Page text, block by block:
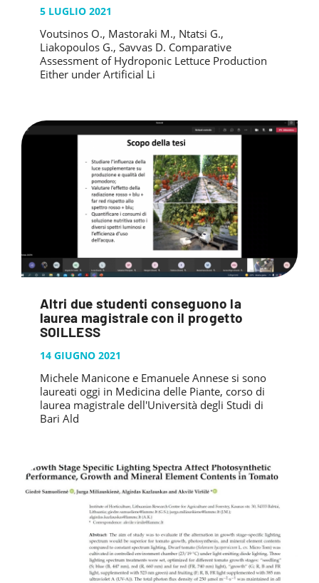
5 LUGLIO 2021
Voutsinos O., Mastoraki M., Ntatsi G.,
Liakopoulos G., Savvas D. Comparative
Assessment of Hydroponic Lettuce Production
Either under Artificial Li
Altri due studenti conseguono la
laurea magistrale con il progetto
SOILLESS
14 GIUGNO 2021
Michele Manicone e Emanuele Annese si sono
laureati oggi in Medicina delle Piante, corso di
laurea magistrale dell'Università degli Studi di
Bari Ald